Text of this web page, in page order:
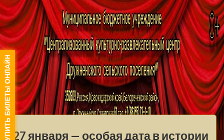
МБУ ЦКРЦ
ДРУЖНЕНСКОГО
СЕЛЬСКОГО
МЕНЮ
27 января — особая дата в истории